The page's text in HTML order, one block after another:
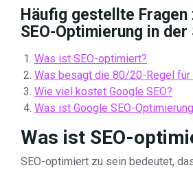
Häufig gestellte Fragen
SEO-Optimierung in der
Was ist SEO-optimiert?
Was besagt die 80/20-Regel für
Wie viel kostet Google SEO?
Was ist Google SEO-
Was ist SEO-
SEO-optimiert zu sein bedeutet,